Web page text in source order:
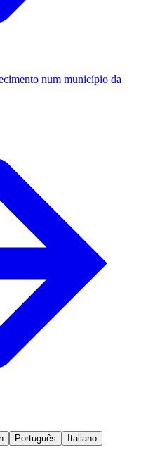
num município da
Português
Italiano